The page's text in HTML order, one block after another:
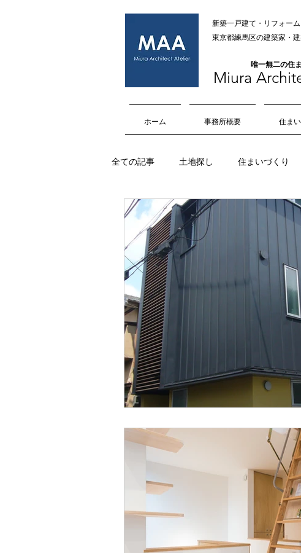
新築一戸建て・リフォー
東京都練馬区の建築家・
Miura
唯一無二の住
ホーム 事務所概要 住ま
全ての記事 土地探し 住まいづくり
オープンハウス 狭小
擁壁 マイホーム 車庫 吹
外壁材